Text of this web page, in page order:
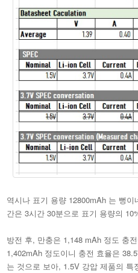
역시나 표기 용량 12800mAh 는 뻥
간은 3시간 30분으로 표기 용량의
방전 후, 만충은 1,148 mAh 정도 충
1,402mAh 정도이니 충전 효율은
는 것으로 보아, 1.5V 강압 제품의